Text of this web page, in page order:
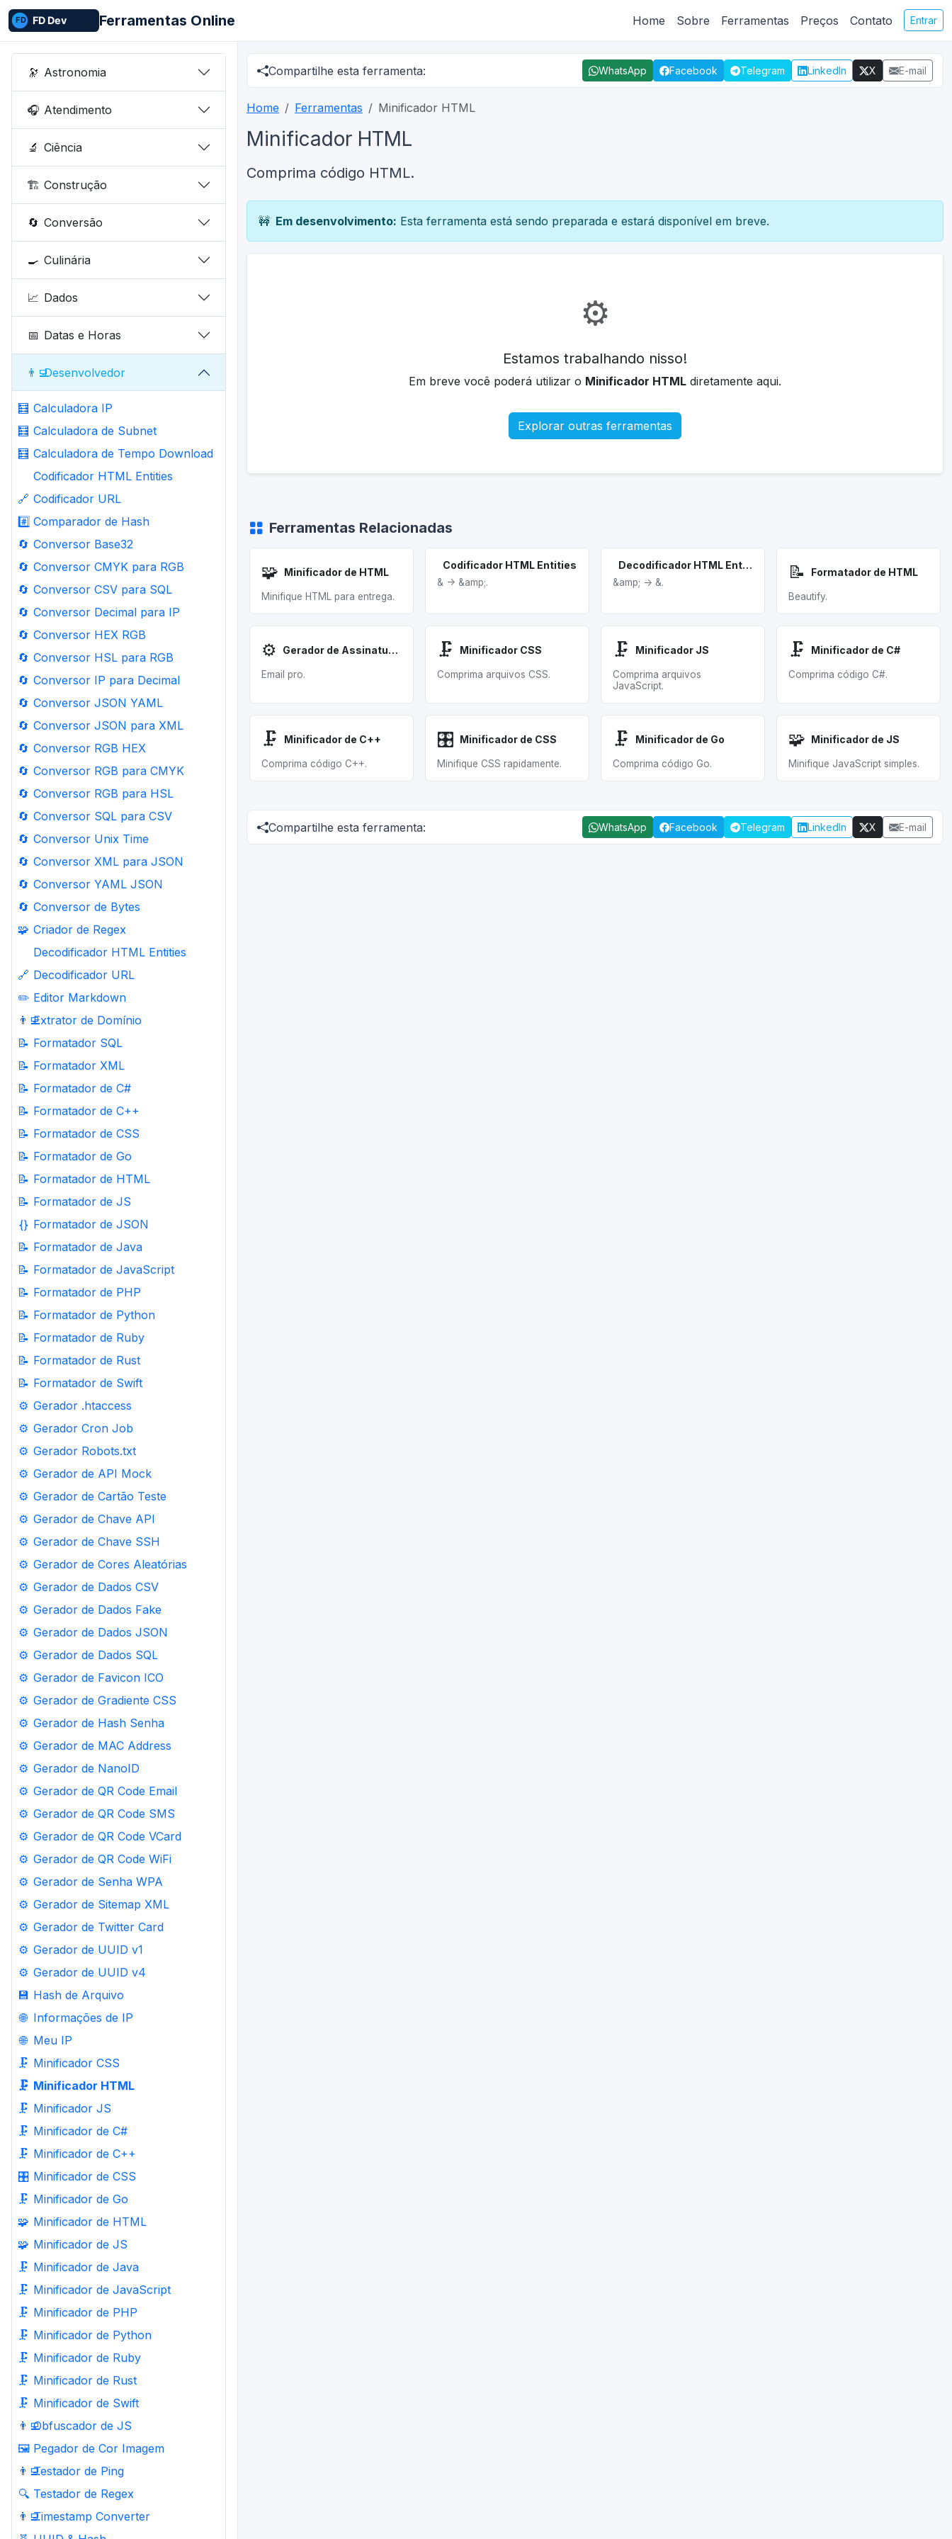
Ferramentas Online Home Sobre Ferramentas Preços Contato Entrar
🔭 Astronomia
🎧 Atendimento
🔬 Ciência
🏗️ Construção
🔄 Conversão
🍳 Culinária
📈 Dados
📅 Datas e Horas
👨‍💻Desenvolvedor
🧮 Calculadora IP
🧮 Calculadora de Subnet
🧮 Calculadora de Tempo Download
Codificador HTML Entities
🔗 Codificador URL
#️⃣ Comparador de Hash
🔄 Conversor Base32
🔄 Conversor CMYK para RGB
🔄 Conversor CSV para SQL
🔄 Conversor Decimal para IP
🔄 Conversor HEX RGB
🔄 Conversor HSL para RGB
🔄 Conversor IP para Decimal
🔄 Conversor JSON YAML
🔄 Conversor JSON para XML
🔄 Conversor RGB HEX
🔄 Conversor RGB para CMYK
🔄 Conversor RGB para HSL
🔄 Conversor SQL para CSV
🔄 Conversor Unix Time
🔄 Conversor XML para JSON
🔄 Conversor YAML JSON
🔄 Conversor de Bytes
🧩 Criador de Regex
Decodificador HTML Entities
🔗 Decodificador URL
✏️ Editor Markdown
👨‍💻Extrator de Domínio
📝 Formatador SQL
📝 Formatador XML
📝 Formatador de C#
📝 Formatador de C++
📝 Formatador de CSS
📝 Formatador de Go
📝 Formatador de HTML
📝 Formatador de JS
{} Formatador de JSON
📝 Formatador de Java
📝 Formatador de JavaScript
📝 Formatador de PHP
📝 Formatador de Python
📝 Formatador de Ruby
📝 Formatador de Rust
📝 Formatador de Swift
⚙️ Gerador .htaccess
⚙️ Gerador Cron Job
⚙️ Gerador Robots.txt
⚙️ Gerador de API Mock
⚙️ Gerador de Cartão Teste
⚙️ Gerador de Chave API
⚙️ Gerador de Chave SSH
⚙️ Gerador de Cores Aleatórias
⚙️ Gerador de Dados CSV
⚙️ Gerador de Dados Fake
⚙️ Gerador de Dados JSON
⚙️ Gerador de Dados SQL
⚙️ Gerador de Favicon ICO
⚙️ Gerador de Gradiente CSS
⚙️ Gerador de Hash Senha
⚙️ Gerador de MAC Address
⚙️ Gerador de NanoID
⚙️ Gerador de QR Code Email
⚙️ Gerador de QR Code SMS
⚙️ Gerador de QR Code VCard
⚙️ Gerador de QR Code WiFi
⚙️ Gerador de Senha WPA
⚙️ Gerador de Sitemap XML
⚙️ Gerador de Twitter Card
⚙️ Gerador de UUID v1
⚙️ Gerador de UUID v4
💾 Hash de Arquivo
🌐 Informações de IP
🌐 Meu IP
🗜️ Minificador CSS
🗜️ Minificador HTML
🗜️ Minificador JS
🗜️ Minificador de C#
🗜️ Minificador de C++
🎛️ Minificador de CSS
🗜️ Minificador de Go
🧩 Minificador de HTML
🧩 Minificador de JS
🗜️ Minificador de Java
🗜️ Minificador de JavaScript
🗜️ Minificador de PHP
🗜️ Minificador de Python
🗜️ Minificador de Ruby
🗜️ Minificador de Rust
🗜️ Minificador de Swift
👨‍💻Obfuscador de JS
🖼️ Pegador de Cor Imagem
👨‍💻Testador de Ping
🔍 Testador de Regex
👨‍💻Timestamp Converter
Compartilhe esta ferramenta: WhatsApp Facebook Telegram LinkedIn X E-mail
Home Ferramentas Minificador HTML
Minificador HTML
Comprima código HTML.
🚧 Em desenvolvimento: Esta ferramenta está sendo preparada e estará disponível em breve.
⚙️
Estamos trabalhando nisso!
Em breve você poderá utilizar o Minificador HTML diretamente aqui.
Explorar outras ferramentas
Ferramentas Relacionadas
🧩 Minificador de HTML
Minifique HTML para entrega.
Codificador HTML Entities
& -> &amp;.
Decodificador HTML Entities
&amp; -> &. 📝 Formatador de HTML
Beautify.
⚙️ Gerador de Assinatura HTML
Email pro.
🗜️ Minificador CSS
Comprima arquivos CSS.
🗜️ Minificador JS
Comprima arquivos
JavaScript.
🗜️ Minificador de C#
Comprima código C#.
🗜️ Minificador de C++
Comprima código C++.
🎛️ Minificador de CSS
Minifique CSS rapidamente.
🗜️ Minificador de Go
Comprima código Go.
🧩 Minificador de JS
Minifique JavaScript simples.
Compartilhe esta ferramenta: WhatsApp Facebook Telegram LinkedIn X E-mail